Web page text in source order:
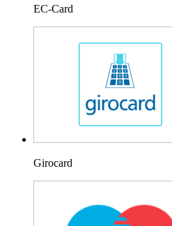
EC-Card
Girocard